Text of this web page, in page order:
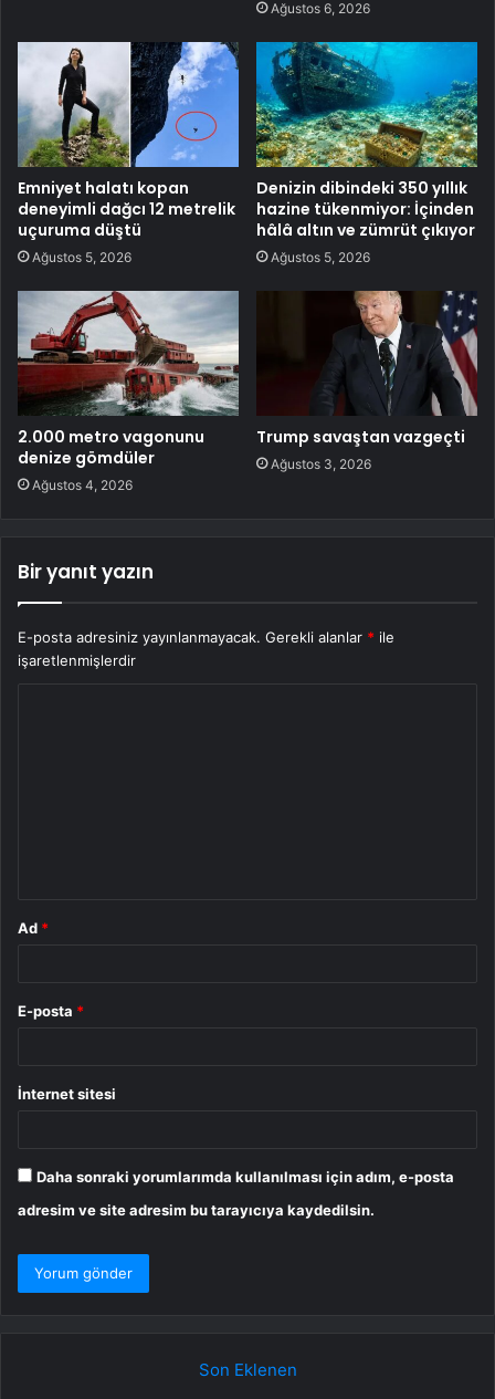
Ağustos 6, 2026
Emniyet halatı kopan
deneyimli dağcı 12 metrelik
uçuruma düştü
Ağustos 5, 2026
Denizin dibindeki 350 yıllık
hazine tükenmiyor: İçinden
hâlâ altın ve zümrüt çıkıyor
Ağustos 5, 2026
2.000 metro vagonunu
denize gömdüler
Ağustos 4, 2026
Trump savaştan vazgeçti
Ağustos 3, 2026
Bir yanıt yazın
E-posta adresiniz yayınlanmayacak. Gerekli alanlar * ile
işaretlenmişlerdir
Ad *
E-posta *
İnternet sitesi
Daha sonraki yorumlarımda kullanılması için adım, e-posta
adresim ve site adresim bu tarayıcıya kaydedilsin.
Son Eklenen